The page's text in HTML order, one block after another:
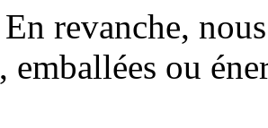
revanche,
emballées ou